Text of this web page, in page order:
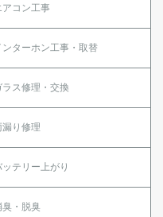
アコン工事
ンターホン工事・取替
ラス修理・交換
漏り修理
ッテリー上がり
臭・脱臭